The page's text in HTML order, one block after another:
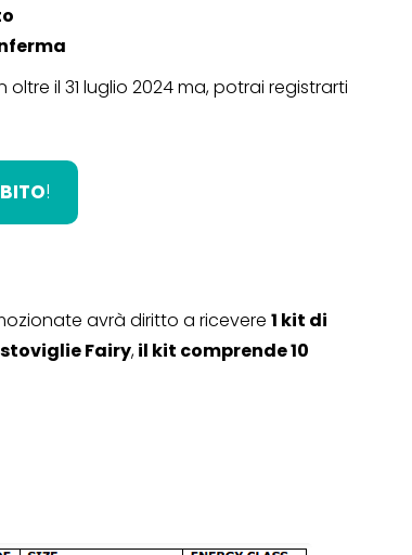
il 31 luglio 2024 ma, potrai registrarti
!
avrà diritto a ricevere 1 kit di
Fairy,il kit comprende 10